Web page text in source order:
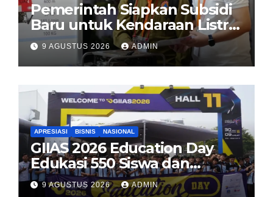
Pemerintah Siapkan Subsidi
Baru untuk Kendaraan Listrik
di 2026
9 AGUSTUS 2026 ADMIN
APRESIASI BISNIS NASIONAL
GIIAS 2026 Education Day
Edukasi 550 Siswa dan
Mahasiswa Soal Teknologi EV
9 AGUSTUS 2026 ADMIN